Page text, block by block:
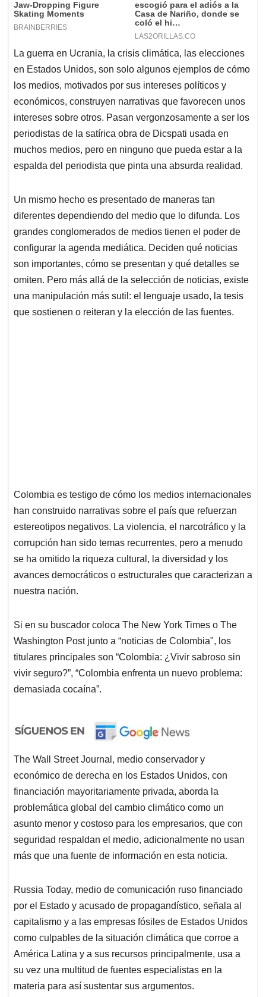
La guerra en Ucrania, la crisis climática, las elecciones
en Estados Unidos, son solo algunos ejemplos de cómo
los medios, motivados por sus intereses políticos y
económicos, construyen narrativas que favorecen unos
intereses sobre otros. Pasan vergonzosamente a ser los
periodistas de la satírica obra de Dicspati usada en
muchos medios, pero en ninguno que pueda estar a la
espalda del periodista que pinta una absurda realidad.
Un mismo hecho es presentado de maneras tan
diferentes dependiendo del medio que lo difunda. Los
grandes conglomerados de medios tienen el poder de
configurar la agenda mediática. Deciden qué noticias
son importantes, cómo se presentan y qué detalles se
omiten. Pero más allá de la selección de noticias, existe
una manipulación más sutil: el lenguaje usado, la tesis
que sostienen o reiteran y la elección de las fuentes.
Colombia es testigo de cómo los medios internacionales
han construido narrativas sobre el país que refuerzan
estereotipos negativos. La violencia, el narcotráfico y la
corrupción han sido temas recurrentes, pero a menudo
se ha omitido la riqueza cultural, la diversidad y los
avances democráticos o estructurales que caracterizan a
nuestra nación.
Si en su buscador coloca The New York Times o The
Washington Post junto a “noticias de Colombia", los
titulares principales son “Colombia: ¿Vivir sabroso sin
vivir seguro?”, “Colombia enfrenta un nuevo problema:
demasiada cocaína”.
The Wall Street Journal, medio conservador y
económico de derecha en los Estados Unidos, con
financiación mayoritariamente privada, aborda la
problemática global del cambio climático como un
asunto menor y costoso para los empresarios, que con
seguridad respaldan el medio, adicionalmente no usan
más que una fuente de información en esta noticia.
Russia Today, medio de comunicación ruso financiado
por el Estado y acusado de propagandístico, señala al
capitalismo y a las empresas fósiles de Estados Unidos
como culpables de la situación climática que corroe a
América Latina y a sus recursos principalmente, usa a
su vez una multitud de fuentes especialistas en la
materia para así sustentar sus argumentos.